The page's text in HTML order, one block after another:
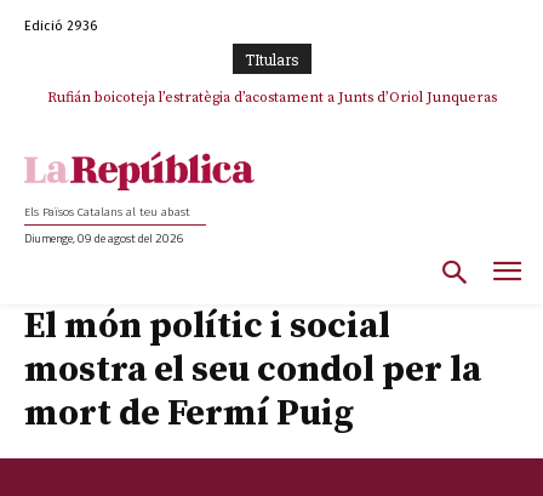
Edició 2936
TItulars
Rufián boicoteja l’estratègia d’acostament a Junts d’Oriol Junqueras
Rufián dinamita la unitat independentista amb un atac frontal al retorn
Els Països Catalans al teu abast
Diumenge, 09 de agost del 2026
El món polític i social
mostra el seu condol per la
mort de Fermí Puig